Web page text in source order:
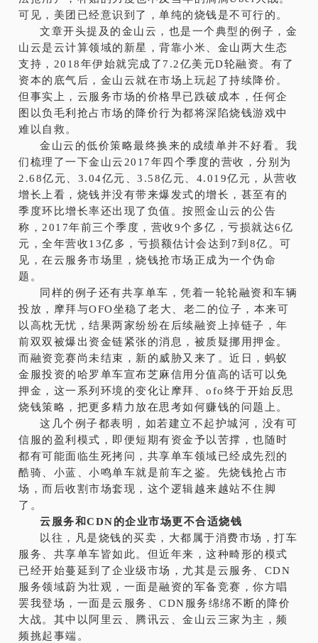
可见，美团已经意识到了，单纯的烧钱是不可行的。
文章开头提及的金山云，也是一个典型的例子，金
山云是云计算领域的新星，背靠小米、金山两大生态
支持，2018年伊始就完成了7.2亿美元D轮融资。有了
资本的底气后，金山云就在市场上玩起了持续降价。
但事实上，云服务市场的价格早已跌破成本，任何企
图以负毛利抢占市场的降价行为都将深陷烧钱游戏中
难以自救。
金山云的低价策略最终换来的成绩单并不好看。我
们梳理了一下金山云2017年四个季度的营收，分别为
2.68亿元、3.04亿元、3.58亿元、4.019亿元，从营收
增长上看，烧钱并没有带来爆发式的增长，甚至有的
季度环比增长率还出现了负值。按照金山云的公告
称，2017年前三个季度，营收9个多亿，亏损就达6亿
元，全年营收13亿多，亏损额估计会达到7到8亿。可
见，在云服务市场里，烧钱抢市场正成为一个伪命
题。
同样的例子还有共享单车，凭着一轮轮融资和车辆
投放，摩拜与OFO坐稳了老大、老二的位子，本来可
以高枕无忧，结果两家纷纷在后续融资上掉链子，年
前双双被爆出资金链紧张的消息，被质疑挪用押金。
而融资竞赛尚未结束，新的威胁又来了。近日，蚂蚁
金服投资的哈罗单车宣布芝麻信用分值高的话可以免
押金，这一系列环境的变化让摩拜、ofo终于开始反思
烧钱策略，把更多精力放在思考如何赚钱的问题上。
这几个例子都表明，如若建立不起护城河，没有可
信服的盈利模式，即便短期有资金予以苦撑，也随时
都有可能面临生死拷问，共享单车领域已经成先烈的
酷骑、小蓝、小鸣单车就是前车之鉴。先烧钱抢占市
场，而后收割市场套现，这个逻辑越来越站不住脚
了。
云服务和CDN的企业市场更不合适烧钱
以往，凡是烧钱的买卖，大都属于消费市场，打车
服务、共享单车皆如此。但近年来，这种畸形的模式
已经开始蔓延到了企业级市场，尤其是云服务
、CDN
服务领域蔚为壮观，一面是融资的军备竞赛，你方唱
罢我登场，一面是云服务、CDN服务绵绵不断的降价
大战。其中以阿里云、腾讯云、金山云三家为主，频
频挑起事端。